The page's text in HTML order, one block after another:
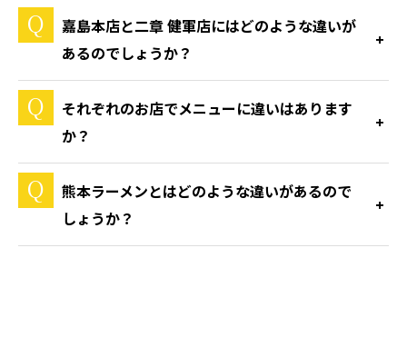
嘉島本店と二章 健軍店にはどのような違いが
あるのでしょうか？
それぞれのお店でメニューに違いはあります
か？
熊本ラーメンとはどのような違いがあるので
しょうか？